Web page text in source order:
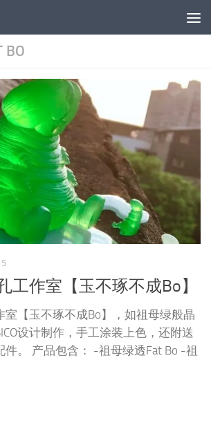
BO
工作室【玉不琢不成Bo】
室【玉不琢不成Bo】，如祖母绿般晶
设计制作，手工涂装上色，还附送
件。 产品包含： -祖母绿透Fat Bo -祖